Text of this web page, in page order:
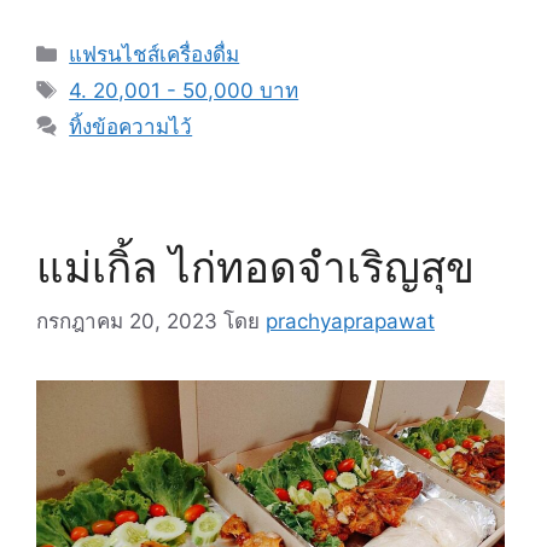
หมวด
หมู่
แฟรนไชส์เครื่องดื่ม
แท็ก
4. 20,001 - 50,000 บาท
ทิ้งข้อความไว้
แม่เกิ้ล ไก่ทอดจำเริญสุข
กรกฎาคม 20, 2023 โดย prachyaprapawat